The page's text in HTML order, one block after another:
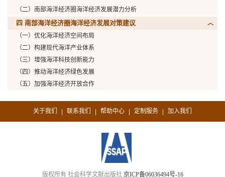
（二）南部海洋经济圈海洋经济发展潜力分析
四 南部海洋经济圈海洋经济发展对策建议
（一）优化海洋经济空间布局
（二）构建现代海洋产业体系
（三）增强海洋科技创新能力
（四）推动海洋经济绿色发展
（五）加强海洋经济开放合作
关于我们 | 联系我们 | 帮助中心 | 定制服务 | 加入我们
版权所有 社会科学文献出版社 京ICP备06036494号-16